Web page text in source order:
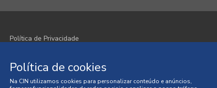
Política de Privacidade
Termos e Condições
Política de cookies
Na CIN utilizamos cookies para personalizar conteúdo e anúncios,